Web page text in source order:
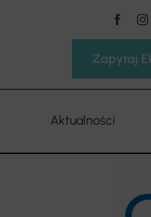
Zapytaj
Aktualności